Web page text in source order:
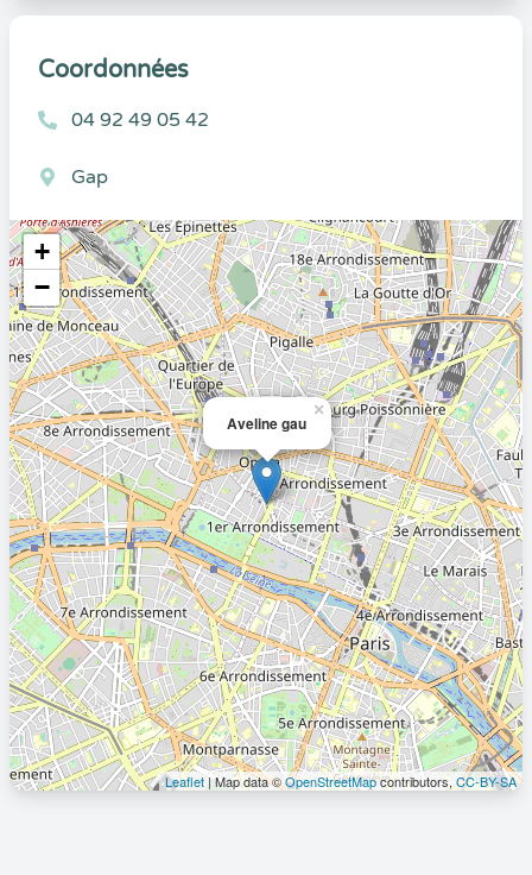
Coordonnées
04 92 49 05 42
Gap
Aveline gau
×
+
−
Leaflet| Map data ©OpenStreetMapcontributors, CC-BY-SA